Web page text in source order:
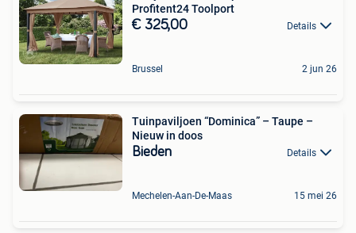
Profitent24 Toolport
€ 325,00 Details
Brussel 2 jun 26
Tuinpaviljoen “Dominica” – Taupe –
Nieuw in doos
Bieden Details
Mechelen-Aan-De-Maas 15 mei 26